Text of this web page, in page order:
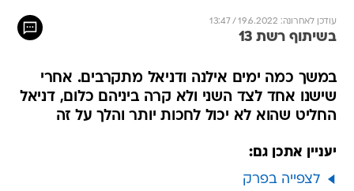
עודכן לאחרונה: 19.6.2022 / 13:47
בשיתוף רשת 13
במשך כמה ימים אילנה ודניאל מתקרבים. אחרי
שישנו אחד לצד השני ולא קרה ביניהם כלום, דניאל
החליט שהוא לא יכול לחכות יותר והלך על זה
יעניין אתכן גם:
לצפייה בפרק